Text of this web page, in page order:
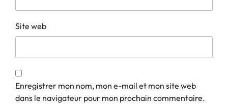
Site web
Enregistrer mon nom, mon e-mail et mon site web
dans le navigateur pour mon prochain commentaire.